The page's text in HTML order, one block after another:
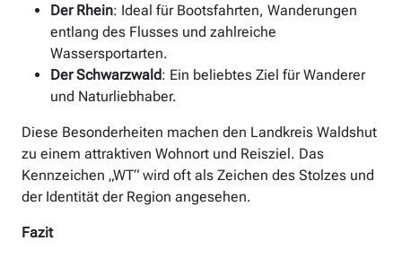
Der Rhein: Ideal für Bootsfahrten, Wanderungen
entlang des Flusses und zahlreiche
Wassersportarten.
Der Schwarzwald: Ein beliebtes Ziel für Wanderer
und Naturliebhaber.
Diese Besonderheiten machen den Landkreis Waldshut
zu einem attraktiven Wohnort und Reisziel. Das
Kennzeichen „WT“ wird oft als Zeichen des Stolzes und
der Identität der Region angesehen.
Fazit